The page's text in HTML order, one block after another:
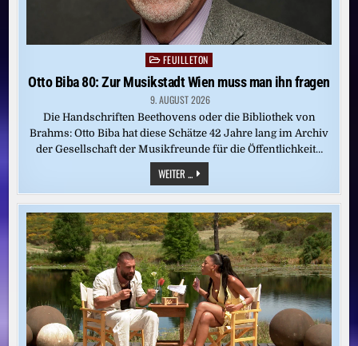
Posted
in
FEUILLETON
Otto Biba 80: Zur Musikstadt Wien muss man ihn fragen
9. AUGUST 2026
Die Handschriften Beethovens oder die Bibliothek von
Brahms: Otto Biba hat diese Schätze 42 Jahre lang im Archiv
der Gesellschaft der Musikfreunde für die Öffentlichkeit…
WEITER ... OTTO
BIBA
80:
ZUR
MUSIKSTADT
WIEN
MUSS
MAN
IHN
FRAGEN